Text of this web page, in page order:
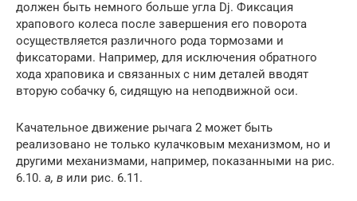
должен быть немного больше угла Dj. Фиксация
храпового колеса после завершения его поворота
осуществляется различного рода тормозами и
фиксаторами. Например, для исключения обратного
хода храповика и связанных с ним деталей вводят
вторую собачку 6, сидящую на неподвижной оси.
Качательное движение рычага 2 может быть
реализовано не только кулачковым механизмом, но и
другими механизмами, например, показанными на рис.
6.10. а, в или рис. 6.11.